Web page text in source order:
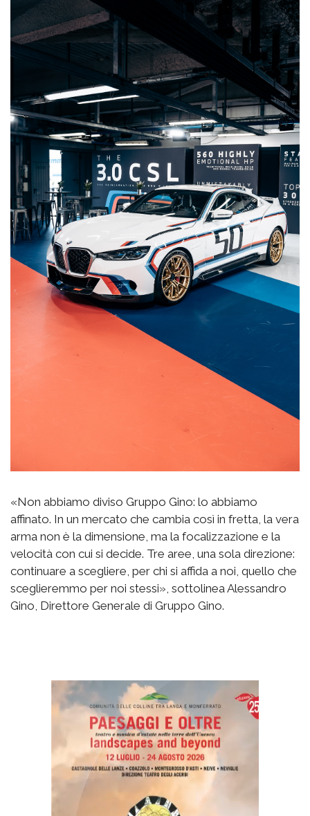
«Non abbiamo diviso Gruppo Gino: lo abbiamo
affinato. In un mercato che cambia così in fretta, la vera
arma non è la dimensione, ma la focalizzazione e la
velocità con cui si decide. Tre aree, una sola direzione:
continuare a scegliere, per chi si affida a noi, quello che
sceglieremmo per noi stessi», sottolinea Alessandro
Gino, Direttore Generale di Gruppo Gino.